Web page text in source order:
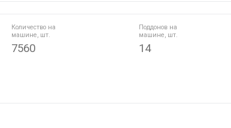
Количество на
машине, шт.
7560
Поддонов на
машине, шт.
14